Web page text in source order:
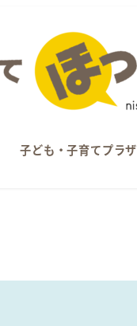
子ども・子育てプラザ